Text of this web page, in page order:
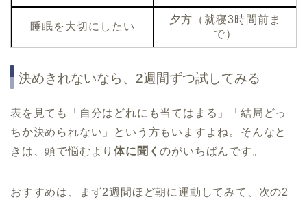
睡眠を大切にしたい
夕方（就寝3時間前ま
で）
決めきれないなら、2週間ずつ試してみる
表を見ても「自分はどれにも当てはまる」「結局どっ
ちか決められない」という方もいますよね。そんなと
きは、頭で悩むより体に聞くのがいちばんです。
おすすめは、まず2週間ほど朝に運動してみて、次の2